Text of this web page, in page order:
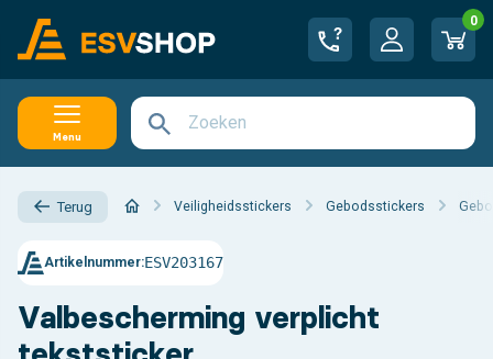
0
Menu
Terug Veiligheidsstickers Gebodsstickers
Valbescherming verplicht
Artikelnummer:ESV203167